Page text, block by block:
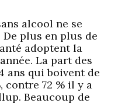
alcool ne se
plus en plus de
adoptent la
La part des
ans qui boivent de
contre 72 % il y a
Beaucoup de